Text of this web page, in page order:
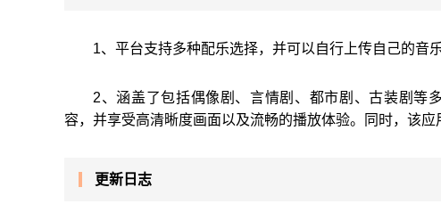
1、平台支持多种配乐选择，并可以自行上传自己的音
2、涵盖了包括偶像剧、言情剧、都市剧、古装剧等
容，并享受高清晰度画面以及流畅的播放体验。同时，该
更新日志